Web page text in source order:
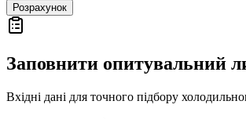
Розрахунок
Заповнити опитувальний
Вхідні дані для точного підбору